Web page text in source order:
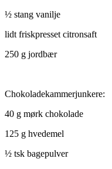
½ stang vanilje
lidt friskpresset citronsaft
250 g jordbær
Chokoladekammerjunkere:
40 g mørk chokolade
125 g hvedemel
½ tsk bagepulver